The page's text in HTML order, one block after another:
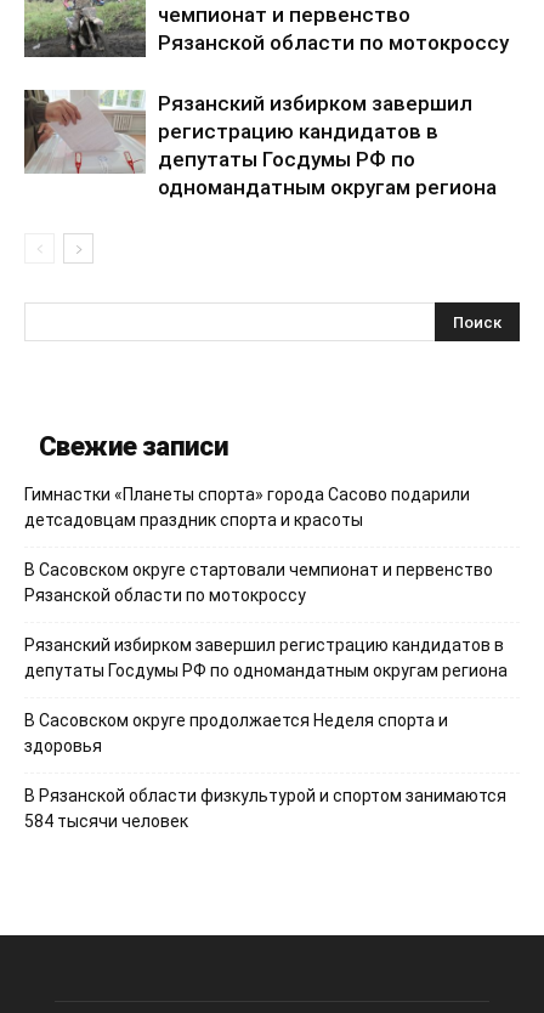
чемпионат и первенство
Рязанской области по мотокроссу
Рязанский избирком завершил
регистрацию кандидатов в
депутаты Госдумы РФ по
одномандатным округам региона
Свежие записи
Гимнастки «Планеты спорта» города Сасово подарили
детсадовцам праздник спорта и красоты
В Сасовском округе стартовали чемпионат и первенство
Рязанской области по мотокроссу
Рязанский избирком завершил регистрацию кандидатов в
депутаты Госдумы РФ по одномандатным округам региона
В Сасовском округе продолжается Неделя спорта и
здоровья
В Рязанской области физкультурой и спортом занимаются
584 тысячи человек